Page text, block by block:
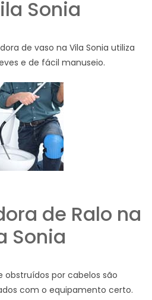
Sonia
de vaso na Vila Sonia utiliza
e de fácil manuseio.
de Ralo na
Sonia
obstruídos por cabelos são
com o equipamento certo.